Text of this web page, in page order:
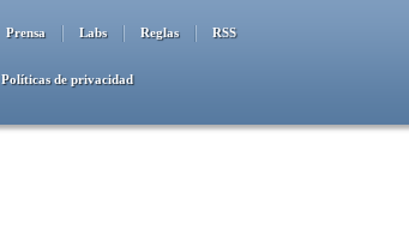
Prensa Labs Reglas RSS
Políticas de privacidad